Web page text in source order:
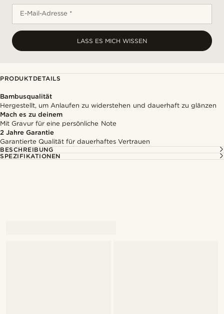
E-Mail-Adresse *
LASS ES MICH WISSEN
PRODUKTDETAILS
Bambusqualität
Hergestellt, um Anlaufen zu widerstehen und dauerhaft zu glänzen
Mach es zu deinem
Mit Gravur für eine persönliche Note
2 Jahre Garantie
Garantierte Qualität für dauerhaftes Vertrauen
BESCHREIBUNG
SPEZIFIKATIONEN